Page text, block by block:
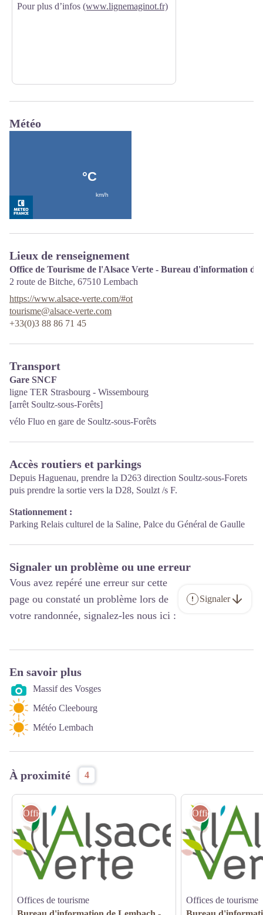
Pour plus d’infos (www.lignemaginot.fr)
Météo
Lieux de renseignement
Office de Tourisme de l'Alsace Verte - Bureau d'information de
2 route de Bitche, 67510 Lembach
https://www.alsace-verte.com/#ot
tourisme@alsace-verte.com
+33(0)3 88 86 71 45
Transport
Gare SNCF
ligne TER Strasbourg - Wissembourg
[arrêt Soultz-sous-Forêts]
vélo Fluo en gare de Soultz-sous-Forêts
Accès routiers et parkings
Depuis Haguenau, prendre la D263 direction Soultz-sous-Forets
puis prendre la sortie vers la D28, Soulzt /s F.
Stationnement :
Parking Relais culturel de la Saline, Palce du Général de Gaulle
Signaler un problème ou une erreur
Vous avez repéré une erreur sur cette
page ou constaté un problème lors de
votre randonnée, signalez-les nous ici :
Signaler
En savoir plus
Massif des Vosges
Météo Cleebourg
Météo Lembach
À proximité 4
Offices de tourisme
Offices de tourisme
Offices de
Offices de tourisme